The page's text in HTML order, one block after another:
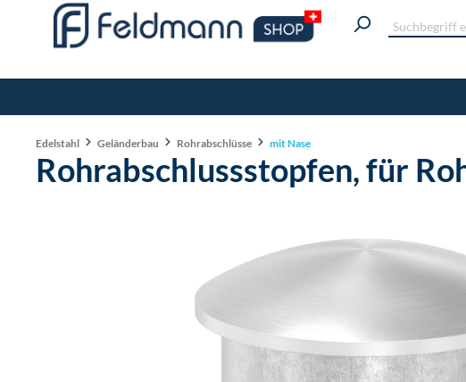
Edelstahl Geländerbau Rohrabschlüsse mit Nase
Rohrabschlussstopfen, für